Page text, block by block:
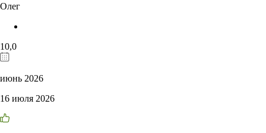
Олег
10,0
июнь 2026
16 июля 2026